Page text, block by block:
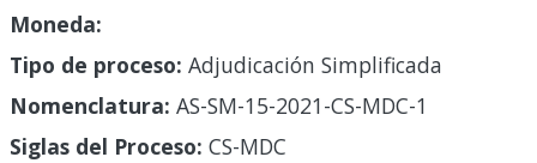
Moneda:
Tipo de proceso: Adjudicación Simplificada
Nomenclatura: AS-SM-15-2021-CS-MDC-1
Siglas del Proceso: CS-MDC